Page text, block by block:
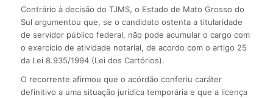
Contrário à decisão do TJMS, o Estado de Mato Grosso do
Sul argumentou que, se o candidato ostenta a titularidade
de servidor público federal, não pode acumular o cargo com
o exercício de atividade notarial, de acordo com o artigo 25
da Lei 8.935/1994 (Lei dos Cartórios).
O recorrente afirmou que o acórdão conferiu caráter
definitivo a uma situação jurídica temporária e que a licença